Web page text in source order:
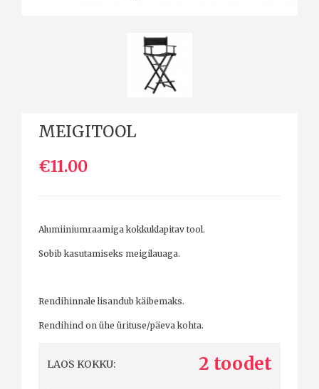
MEIGITOOL
€11.00
Alumiiniumraamiga kokkuklapitav tool.
Sobib kasutamiseks meigilauaga.
Rendihinnale lisandub käibemaks.
Rendihind on ühe ürituse/päeva kohta.
LAOS KOKKU: 2 toodet